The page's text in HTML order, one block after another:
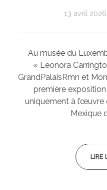
13 avril 2026
Au musée du
« Leonora
GrandPalaisRmn et
première exposition
uniquement à l’œuvre
Mexique
LIRE